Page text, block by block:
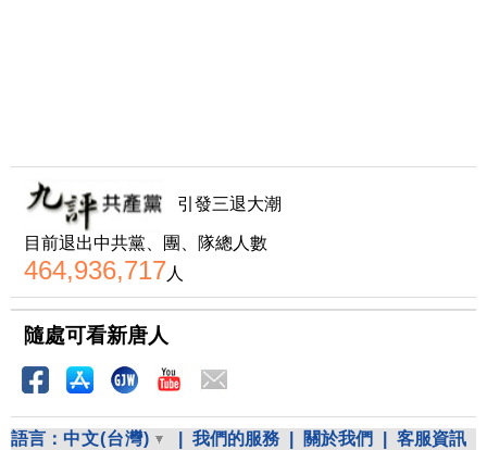
引發三退大潮
目前退出中共黨、團、隊總人數
464,936,717人
隨處可看新唐人
語言： 中文(台灣) 我們的服務 關於我們 客服資訊